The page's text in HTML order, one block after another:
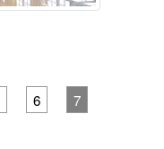
6 7